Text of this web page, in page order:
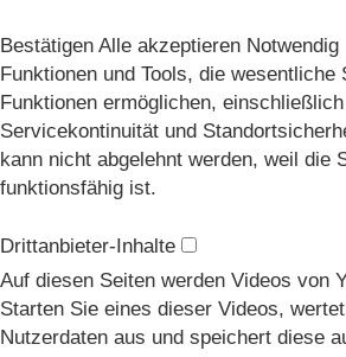
Bestätigen Alle akzeptieren Notwendig
Funktionen und Tools, die wesentliche
Funktionen ermöglichen,
Servicekontinuität und
kann nicht abgelehnt werden, weil die
funktionsfähig ist.
Drittanbieter-Inhalte
Auf diesen Seiten werden Videos von
Starten Sie eines dieser Videos,
Nutzerdaten aus und speichert diese